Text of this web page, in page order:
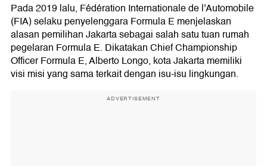
Pada 2019 lalu, Fédération Internationale de l'Automobile
(FIA) selaku penyelenggara Formula E menjelaskan
alasan pemilihan Jakarta sebagai salah satu tuan rumah
pegelaran Formula E. Dikatakan Chief Championship
Officer Formula E, Alberto Longo, kota Jakarta memiliki
visi misi yang sama terkait dengan isu-isu lingkungan.
ADVERTISEMENT